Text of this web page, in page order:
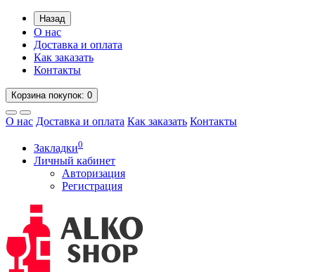
Назад
О нас
Доставка и оплата
Как заказать
Контакты
Корзинапокупок: 0
О нас Доставка и оплата Как заказать Контакты
Закладки0
Личный кабинет
Авторизация
Регистрация